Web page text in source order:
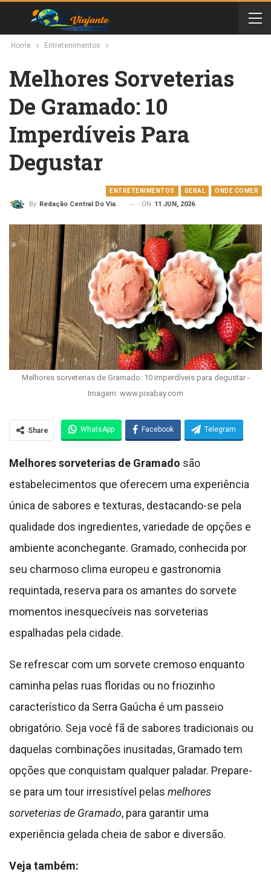
Home Entretenimentos
Melhores Sorveterias
De Gramado: 10
Imperdíveis Para
Degustar
ENTRETENIMENTOS GERAL ONDE COMER
By Redação Central Do Viajante ON 11 JUN, 2026
Melhores sorveterias de Gramado: 10 imperdíveis para degustar -
Imagem: www.pixabay.com
Share WhatsApp Facebook Telegram
Melhores sorveterias de Gramado são
estabelecimentos que oferecem uma experiência
única de sabores e texturas, destacando-se pela
qualidade dos ingredientes, variedade de opções e
ambiente aconchegante. Gramado, conhecida por
seu charmoso clima europeu e gastronomia
requintada, reserva para os amantes do sorvete
momentos inesquecíveis nas sorveterias
espalhadas pela cidade.
Se refrescar com um sorvete cremoso enquanto
caminha pelas ruas floridas ou no friozinho
característico da Serra Gaúcha é um passeio
obrigatório. Seja você fã de sabores tradicionais ou
daquelas combinações inusitadas, Gramado tem
opções que conquistam qualquer paladar. Prepare-
se para um tour irresistível pelas melhores
sorveterias de Gramado, para garantir uma
experiência gelada cheia de sabor e diversão.
Veja também: